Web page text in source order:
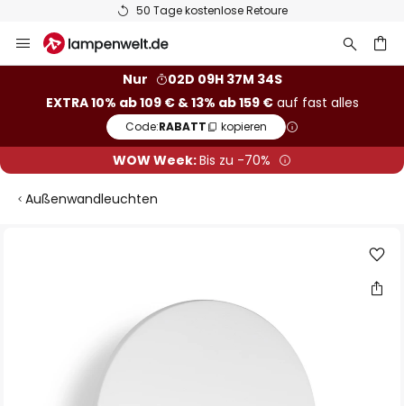
50 Tage kostenlose Retoure
Inhalt
Nur
02D 09H 37M 34S
EXTRA 10% ab 109 € & 13% ab 159 €auf fast alles
Code:RABATT kopieren
WOW Week:Bis zu -70%
Außenwandleuchten